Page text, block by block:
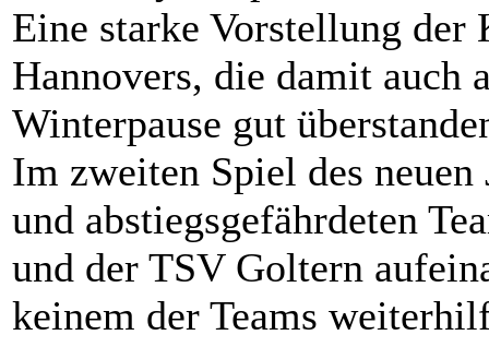
Eine starke Vorstellung der
Hannovers, die damit auch
Winterpause gut
Im zweiten Spiel des
und abstiegsgefährdeten
und der TSV Goltern
keinem der Teams